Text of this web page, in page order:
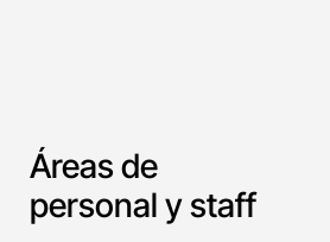
Áreas de
personal y staff